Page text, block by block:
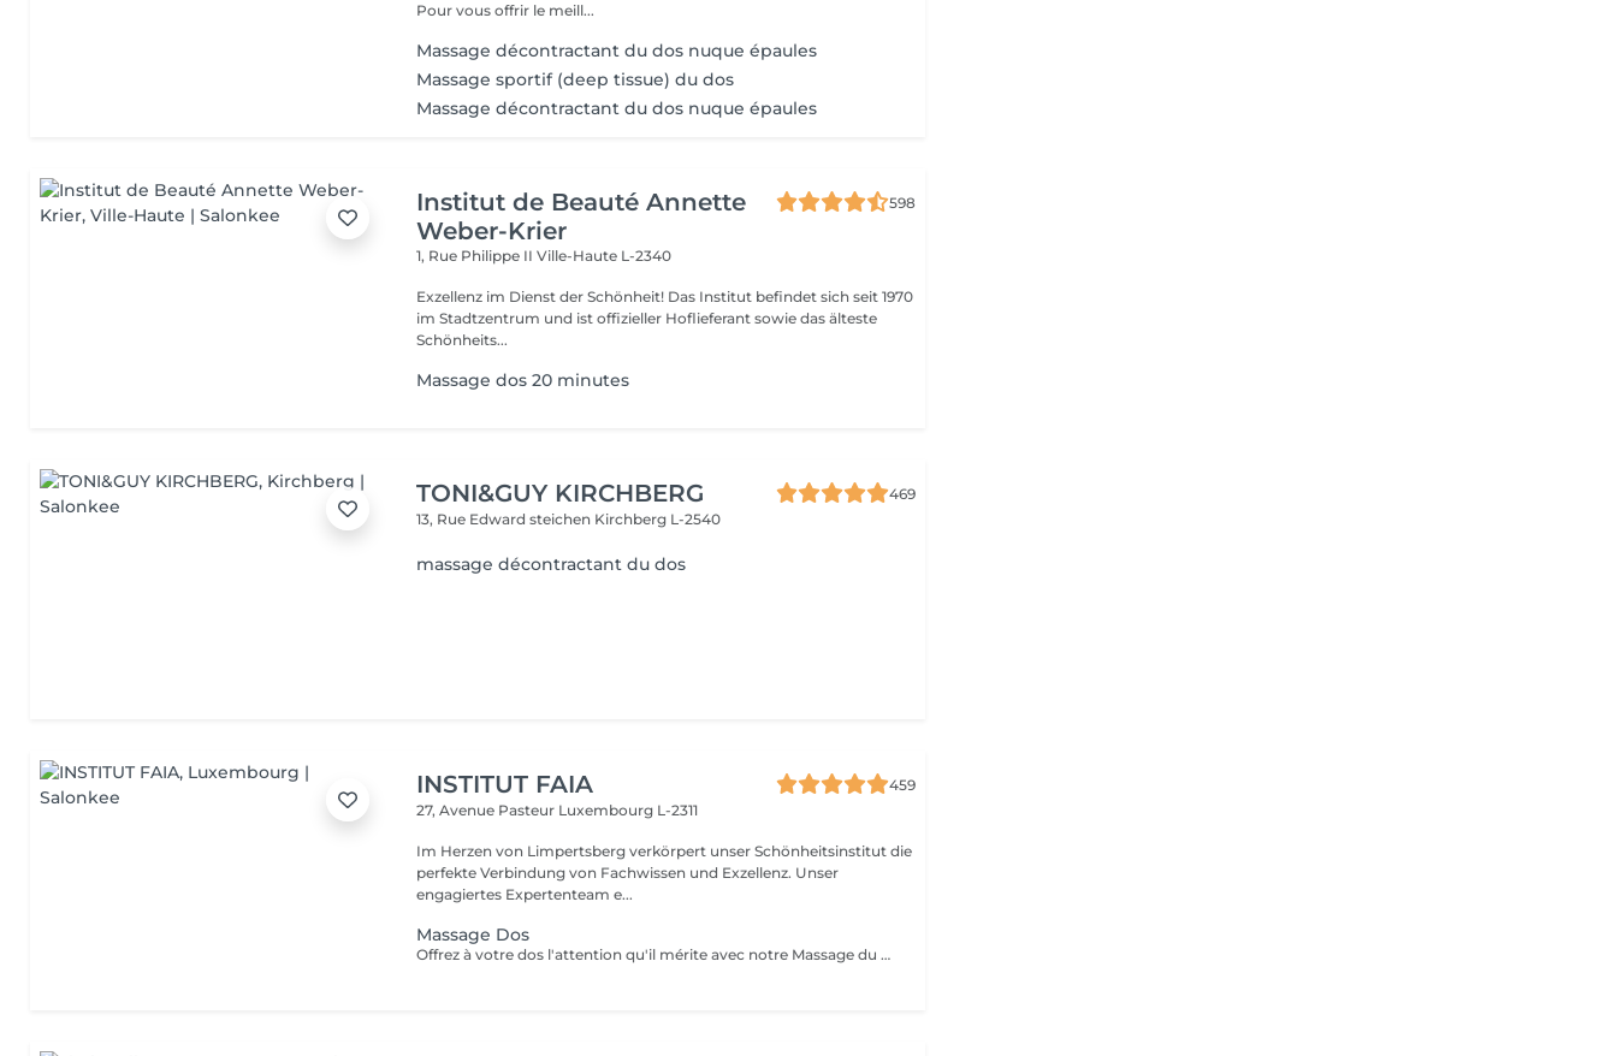
Pour vous offrir le meill...
Massage décontractant du dos nuque épaules
Massage sportif (deep tissue) du dos
Massage décontractant du dos nuque épaules
Institut de Beauté Annette
Weber-Krier
598
1, Rue Philippe IIVille-Haute L-2340
Exzellenz im Dienst der Schönheit! Das Institut befindet sich seit 1970
im Stadtzentrum und ist offizieller Hoflieferant sowie das älteste
Schönheits...
Massage dos 20 minutes
TONI&GUY KIRCHBERG
469
13, Rue Edward steichen Kirchberg L-2540
massage décontractant du dos
INSTITUT FAIA
459
27, Avenue Pasteur Luxembourg L-2311
Im Herzen von Limpertsberg verkörpert unser Schönheitsinstitut die
perfekte Verbindung von Fachwissen und Exzellenz. Unser
engagiertes Expertenteam e...
Massage Dos
Offrez à votre dos l'attention qu'il mérite avec notre Massage du Dos. Une expérience qui cible spécifiquement les tensions accumulées dans la zone du dos, ce massage est un remède apaisant pour le stress et les douleurs musculaires. Nos thérapeutes experts utilisent des techniques spécialisées pour relâcher les nuds de tension, améliorer la circulation sanguine et rétablir le bien-être de votre dos. Laissez les soucis et les tensions s'envoler pendant que vous vous abandonnez à une oasis de relaxation. Redécouvrez la légèreté et le confort de votre dos, réservez votre séance dès aujourd'hui pour une détente totale.